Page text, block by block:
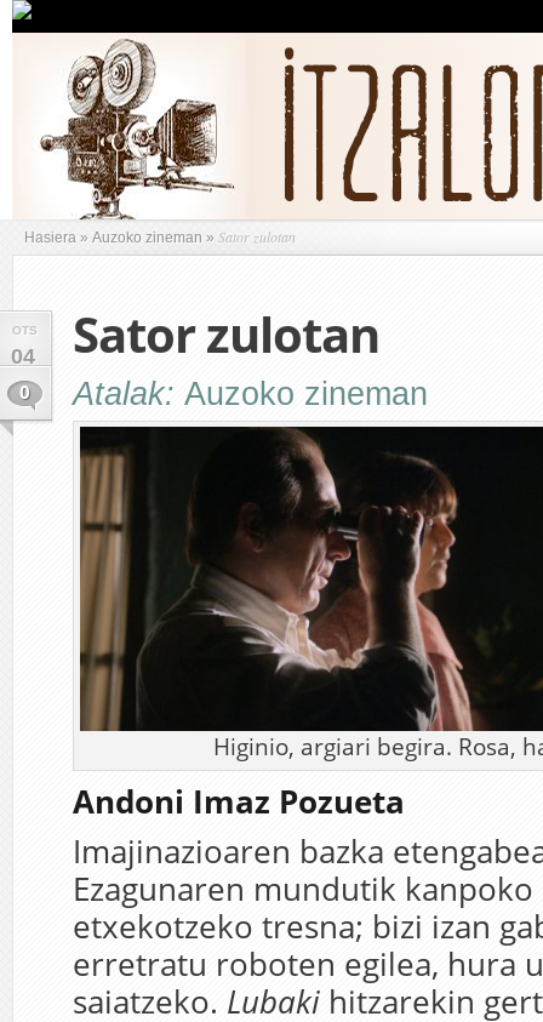
Hasiera » Auzoko zineman » Sator zulotan
OTS
04
0
Sator zulotan
Atalak: Auzoko zineman
Higinio, argiari begira. Rosa,
Andoni Imaz Pozueta
Imajinazioaren bazka
Ezagunaren mundutik
etxekotzeko tresna; bizi izan
erretratu roboten egilea, hura
saiatzeko. Lubaki hitzarekin